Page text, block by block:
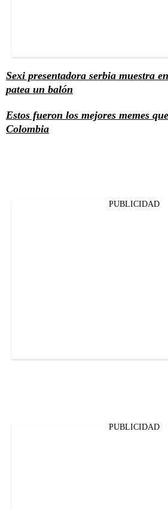
Sexi presentadora serbia muestra
patea un balón
Estos fueron los mejores memes
Colombia
PUBLICIDAD
PUBLICIDAD